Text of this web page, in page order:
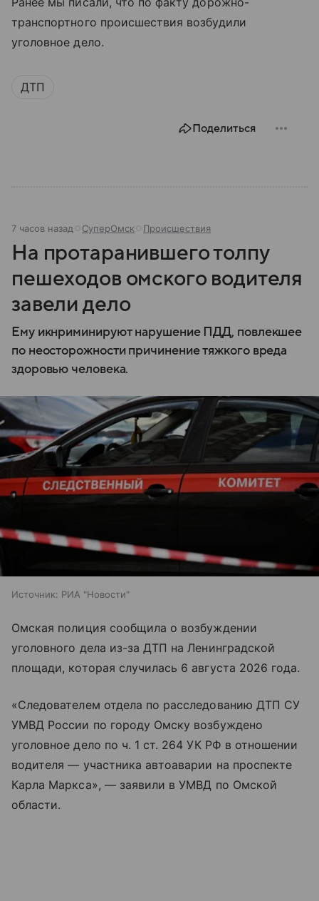
транспортного происшествия возбудили
уголовное дело.
ДТП
Поделиться
7 часов назад СуперОмск Происшествия
На протаранившего толпу
пешеходов омского водителя
завели дело
Ему икнриминируют нарушение ПДД, повлекшее
по неосторожности причинение тяжкого вреда
здоровью человека.
Источник: РИА "Новости"
Омская полиция сообщила о возбуждении
уголовного дела из-за ДТП на Ленинградской
площади, которая случилась 6 августа 2026 года.
«Следователем отдела по расследованию ДТП СУ
УМВД России по городу Омску возбуждено
уголовное дело по ч. 1 ст. 264 УК РФ в отношении
водителя — участника автоаварии на проспекте
Карла Маркса», — заявили в УМВД по Омской
области.